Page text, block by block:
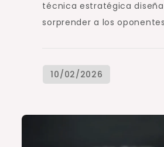
técnica estratégica
sorprender a los